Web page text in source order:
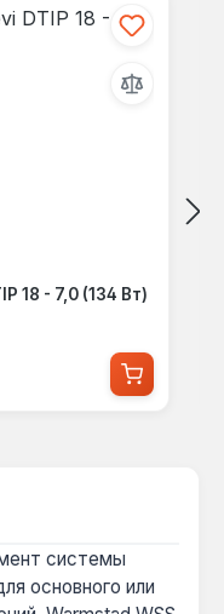
18 - 7,0 (134 Вт)
системы
основного или